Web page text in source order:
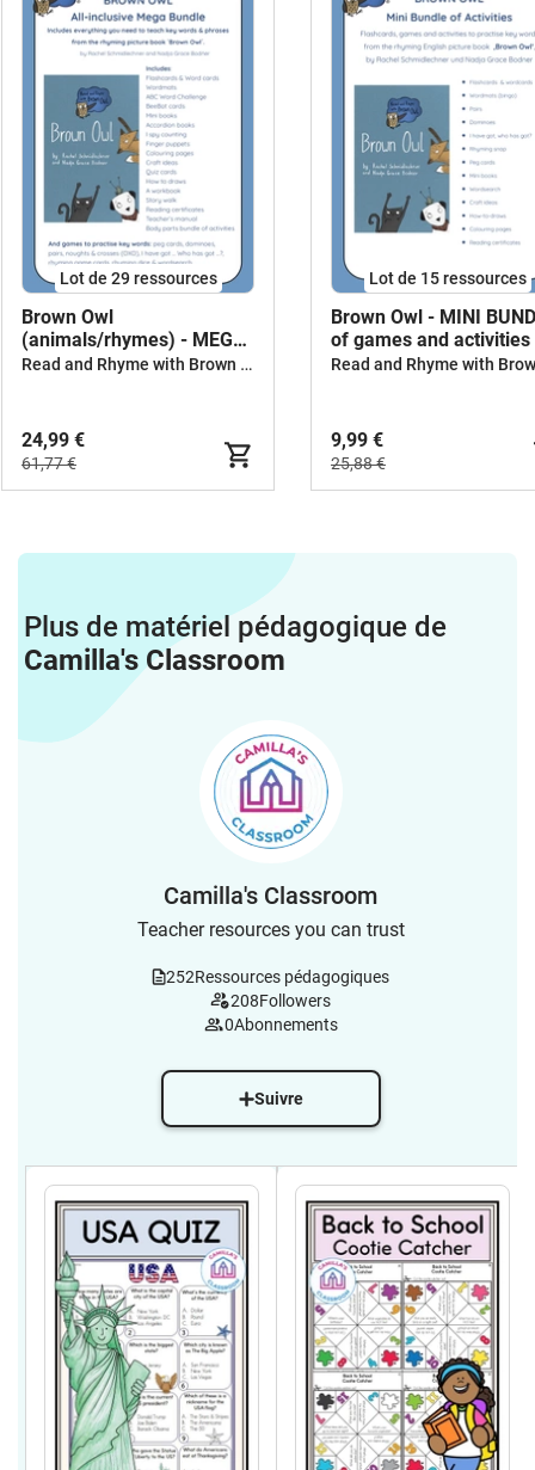
Lot de 29 ressources
Brown Owl
(animals/rhymes) - MEGA
BUNDLE
Read and Rhyme with Brown Owl
24,99 €
61,77 €
Lot de 15 ressources
Brown Owl - MINI
of games and activities
9,99 €
25,88 €
Plus de matériel pédagogique de
Camilla's Classroom
Camilla's Classroom
Teacher resources you can trust
252Ressources pédagogiques
208Followers
0Abonnements
Suivre